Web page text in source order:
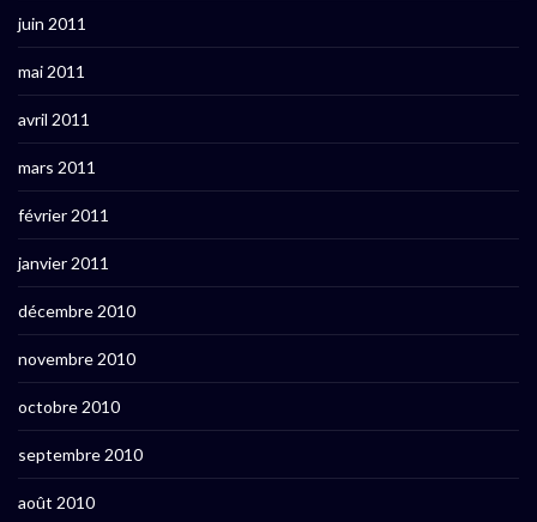
juin 2011
mai 2011
avril 2011
mars 2011
février 2011
janvier 2011
décembre 2010
novembre 2010
octobre 2010
septembre 2010
août 2010